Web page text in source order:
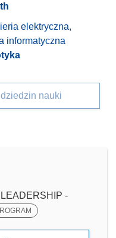
elektryczna,
informatyczna
nauki
-